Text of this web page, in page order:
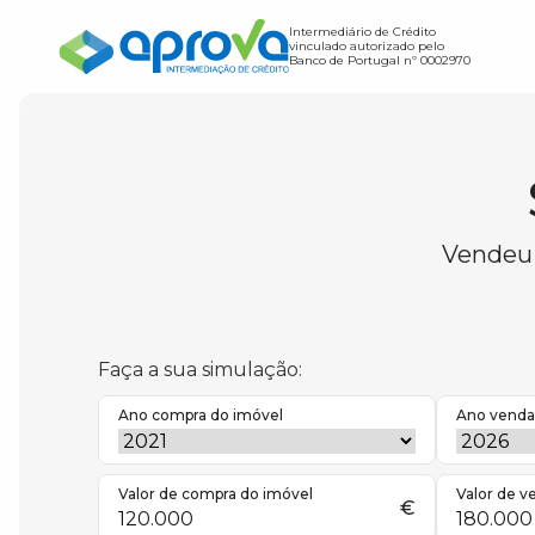
Intermediário de Crédito
vinculado autorizado pelo
Banco de Portugal nº 0002970
Faça a sua simulação:
Ano compra do imóvel Ano
Valor de compra do imóvel
€
Valor de